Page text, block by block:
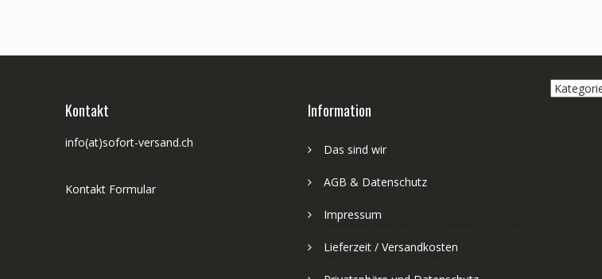
Kontakt
info(at)sofort-versand.ch
Kontakt Formular
Information
Das sind wir
AGB & Datenschutz
Impressum
Lieferzeit / Versandkosten
Kategorie